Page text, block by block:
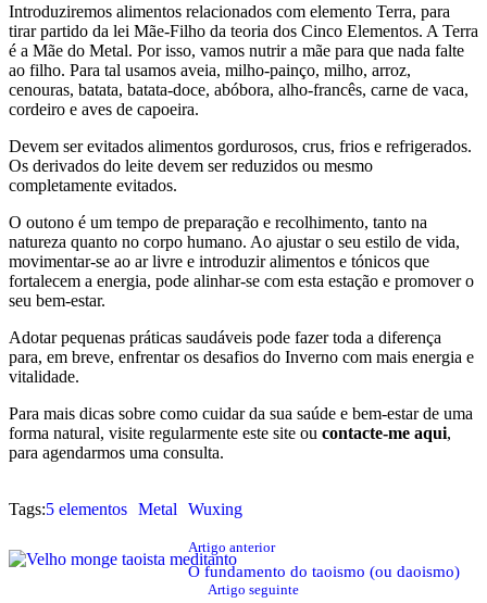
Introduziremos alimentos relacionados com elemento Terra, para
tirar partido da lei Mãe-Filho da teoria dos Cinco Elementos. A Terra
é a Mãe do Metal. Por isso, vamos nutrir a mãe para que nada falte
ao filho. Para tal usamos aveia, milho-painço, milho, arroz,
cenouras, batata, batata-doce, abóbora, alho-francês, carne de vaca,
cordeiro e aves de capoeira.
Devem ser evitados alimentos gordurosos, crus, frios e refrigerados.
Os derivados do leite devem ser reduzidos ou mesmo
completamente evitados.
O outono é um tempo de preparação e recolhimento, tanto na
natureza quanto no corpo humano. Ao ajustar o seu estilo de vida,
movimentar-se ao ar livre e introduzir alimentos e tónicos que
fortalecem a energia, pode alinhar-se com esta estação e promover o
seu bem-estar.
Adotar pequenas práticas saudáveis pode fazer toda a diferença
para, em breve, enfrentar os desafios do Inverno com mais energia e
vitalidade.
Para mais dicas sobre como cuidar da sua saúde e bem-estar de uma
forma natural, visite regularmente este site ou contacte-me aqui,
para agendarmos uma consulta.
Tags:5 elementos Metal Wuxing
Artigo anterior
O fundamento do taoismo (ou daoismo)
Artigo seguinte